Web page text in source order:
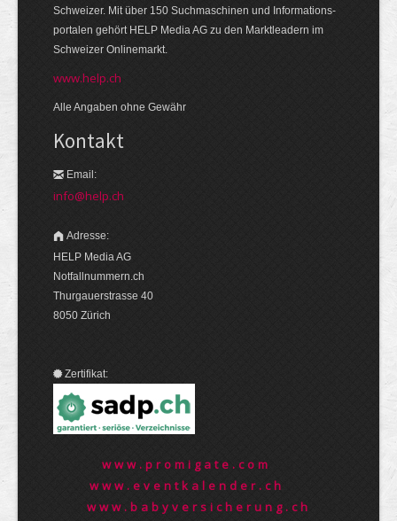
Schweizer. Mit über 150 Suchmaschinen und Informations­
portalen gehört HELP Media AG zu den Markt­leadern im
Schweizer Onlinemarkt.
www.help.ch
Alle Angaben ohne Gewähr
Kontakt
Email:
info@help.ch
Adresse:
HELP Media AG
Notfallnummern.ch
Thurgauerstrasse 40
8050 Zürich
Zertifikat:
www.promigate.com
www.eventkalender.ch
www.babyversicherung.ch